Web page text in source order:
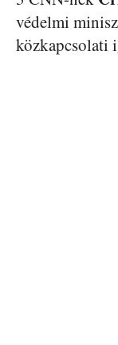
védelmi
közkapcsolati